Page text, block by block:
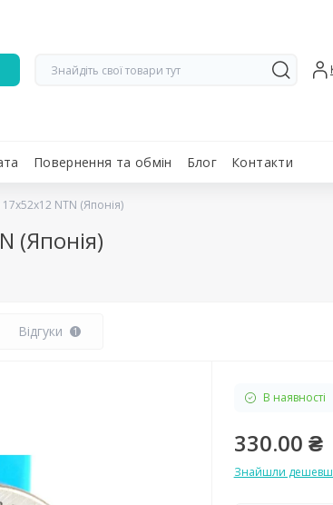
Повернення та обмін Блог Контакти
NTN (Японія)
(Японія)
Відгуки 1
В наявності
330.00 ₴
Знайшли